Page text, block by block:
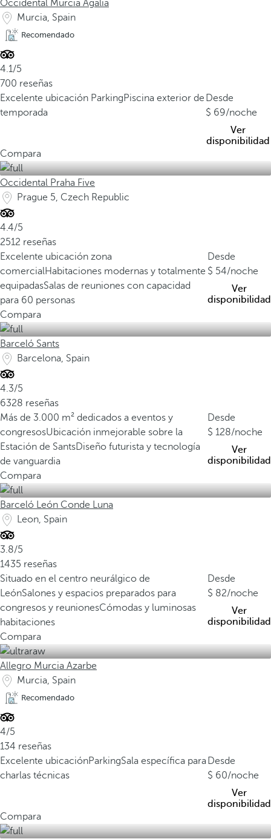
Occidental Murcia Agalia
Murcia, Spain
Recomendado
4.1/5
700 reseñas
Excelente ubicación ParkingPiscina exterior de
temporada
Desde
69/noche
Ver
disponibilidad
Compara
Occidental Praha Five
Prague 5, Czech Republic
4.4/5
2512 reseñas
Excelente ubicación zona
comercialHabitaciones modernas y totalmente
equipadasSalas de reuniones con capacidad
para 60 personas
Desde
54/noche
Ver
disponibilidad
Compara
Barceló Sants
Barcelona, Spain
4.3/5
6328 reseñas
Más de 3.000 m² dedicados a eventos y
congresosUbicación inmejorable sobre la
Estación de SantsDiseño futurista y tecnología
de vanguardia
Desde
128/noche
Ver
disponibilidad
Compara
Barceló León Conde Luna
Leon, Spain
3.8/5
1435 reseñas
Situado en el centro neurálgico de
LeónSalones y espacios preparados para
congresos y reunionesCómodas y luminosas
habitaciones
Desde
82/noche
Ver
disponibilidad
Compara
Allegro Murcia Azarbe
Murcia, Spain
Recomendado
4/5
134 reseñas
Excelente ubicaciónParkingSala específica para
charlas técnicas
Desde
60/noche
Ver
disponibilidad
Compara